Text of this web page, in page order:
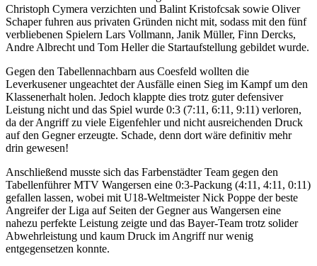
Christoph Cymera verzichten und Balint Kristofcsak sowie Oliver
Schaper fuhren aus privaten Gründen nicht mit, sodass mit den fünf
verbliebenen Spielern Lars Vollmann, Janik Müller, Finn Dercks,
Andre Albrecht und Tom Heller die Startaufstellung gebildet wurde.
Gegen den Tabellennachbarn aus Coesfeld wollten die
Leverkusener ungeachtet der Ausfälle einen Sieg im Kampf um den
Klassenerhalt holen. Jedoch klappte dies trotz guter defensiver
Leistung nicht und das Spiel wurde 0:3 (7:11, 6:11, 9:11) verloren,
da der Angriff zu viele Eigenfehler und nicht ausreichenden Druck
auf den Gegner erzeugte. Schade, denn dort wäre definitiv mehr
drin gewesen!
Anschließend musste sich das Farbenstädter Team gegen den
Tabellenführer MTV Wangersen eine 0:3-Packung (4:11, 4:11, 0:11)
gefallen lassen, wobei mit U18-Weltmeister Nick Poppe der beste
Angreifer der Liga auf Seiten der Gegner aus Wangersen eine
nahezu perfekte Leistung zeigte und das Bayer-Team trotz solider
Abwehrleistung und kaum Druck im Angriff nur wenig
entgegensetzen konnte.